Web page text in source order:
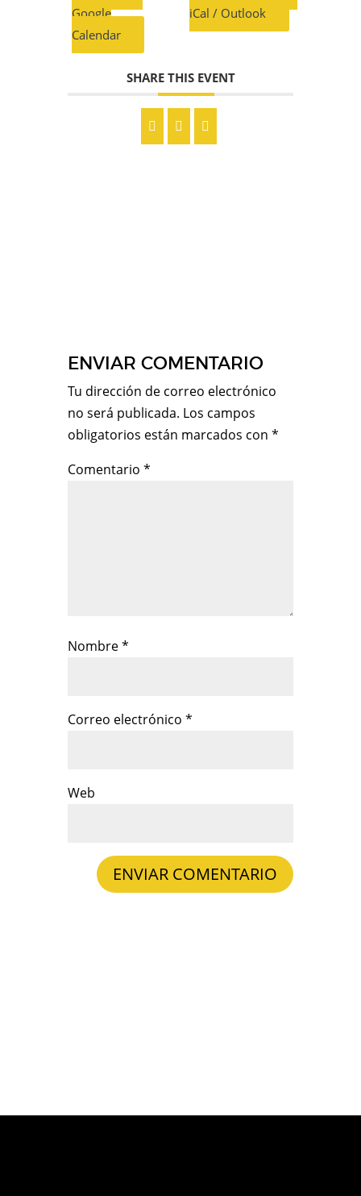
Google
Calendar
iCal / Outlook
SHARE THIS EVENT
ENVIAR COMENTARIO
Tu dirección de correo electrónico
no será publicada. Los campos
obligatorios están marcados con *
Comentario *
Nombre*
Correo electrónico *
Web